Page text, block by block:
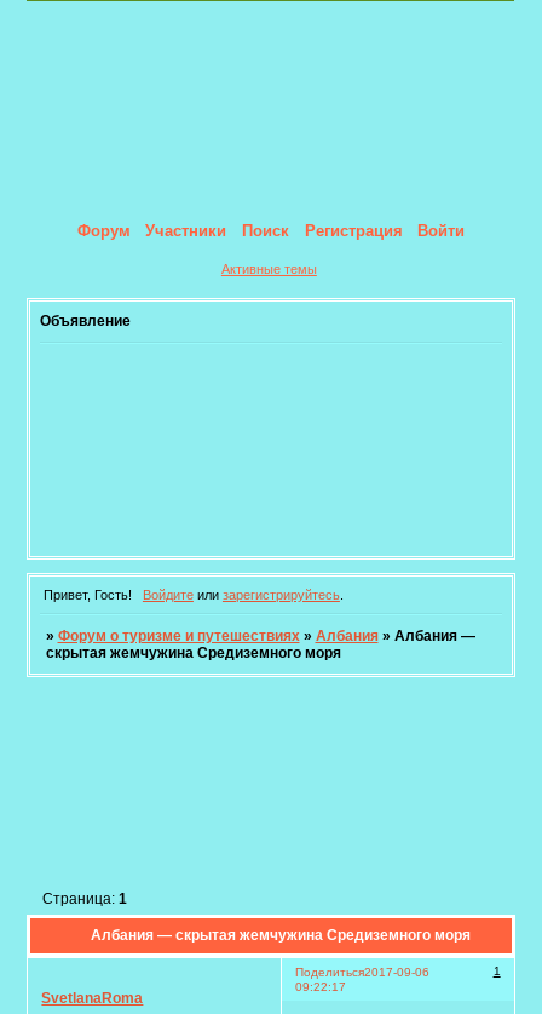
Форум Участники Поиск Регистрация Войти
Активные темы
Объявление
Привет, Гость! Войдитеили зарегистрируйтесь.
» Форум о туризме и путешествиях » Албания » Албания —
скрытая жемчужина Средиземного моря
Албания — скрытая жемчужина Средиземного моря
Страница: 1
Поделиться 1
2017-09-06
09:22:17
SvetlanaRoma